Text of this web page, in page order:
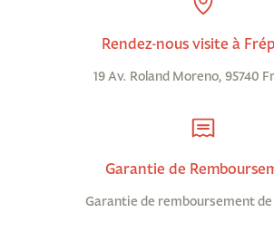
Rendez-nous visite à
19 Av. Roland Moreno, 95740
Garantie de
Garantie de remboursement de